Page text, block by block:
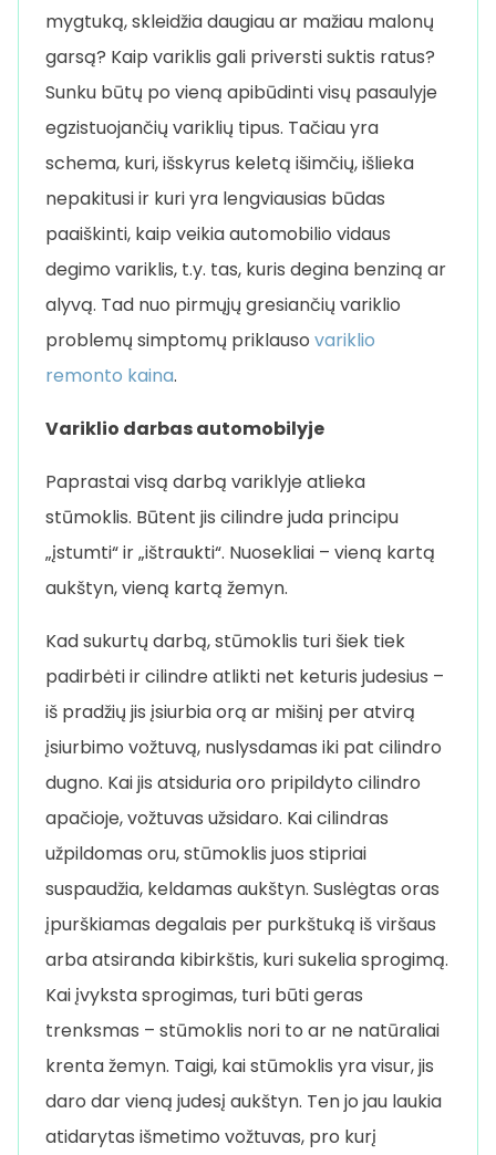
mygtuką, skleidžia daugiau ar mažiau malonų
garsą? Kaip variklis gali priversti suktis ratus?
Sunku būtų po vieną apibūdinti visų pasaulyje
egzistuojančių variklių tipus. Tačiau yra
schema, kuri, išskyrus keletą išimčių, išlieka
nepakitusi ir kuri yra lengviausias būdas
paaiškinti, kaip veikia automobilio vidaus
degimo variklis, t.y. tas, kuris degina benziną ar
alyvą. Tad nuo pirmųjų gresiančių variklio
problemų simptomų priklauso variklio
remonto kaina.
Variklio darbas automobilyje
Paprastai visą darbą variklyje atlieka
stūmoklis. Būtent jis cilindre juda principu
„įstumti“ ir „ištraukti“. Nuosekliai – vieną kartą
aukštyn, vieną kartą žemyn.
Kad sukurtų darbą, stūmoklis turi šiek tiek
padirbėti ir cilindre atlikti net keturis judesius –
iš pradžių jis įsiurbia orą ar mišinį per atvirą
įsiurbimo vožtuvą, nuslysdamas iki pat cilindro
dugno. Kai jis atsiduria oro pripildyto cilindro
apačioje, vožtuvas užsidaro. Kai cilindras
užpildomas oru, stūmoklis juos stipriai
suspaudžia, keldamas aukštyn. Suslėgtas oras
įpurškiamas degalais per purkštuką iš viršaus
arba atsiranda kibirkštis, kuri sukelia sprogimą.
Kai įvyksta sprogimas, turi būti geras
trenksmas – stūmoklis nori to ar ne natūraliai
krenta žemyn. Taigi, kai stūmoklis yra visur, jis
daro dar vieną judesį aukštyn. Ten jo jau laukia
atidarytas išmetimo vožtuvas, pro kurį